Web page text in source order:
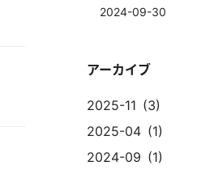
2024-09-30
アーカイブ
2025-11
3
2025-04
1
2024-09
1